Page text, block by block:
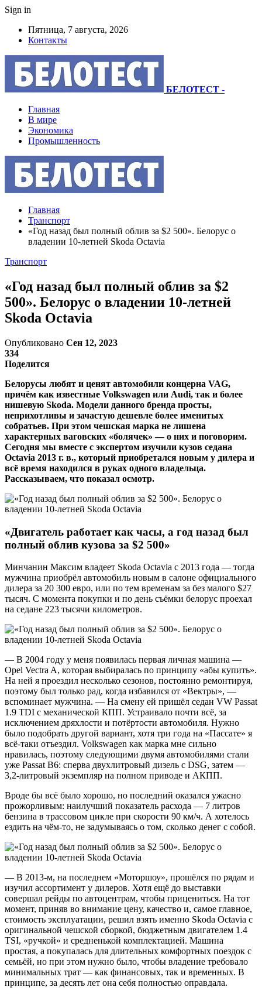
Sign in
Пятница, 7 августа, 2026
Контакты
БЕЛОТЕСТ -
Главная
В мире
Экономика
Промышленность
Главная
Транспорт
«Год назад был полный облив за $2 500». Белорус о
владении 10-летней Skoda Octavia
Транспорт
«Год назад был полный облив за $2
500». Белорус о владении 10-летней
Skoda Octavia
Опубликовано Сен 12, 2023
334
Поделится
Белорусы любят и ценят автомобили концерна VAG,
причём как известные Volkswagen или Audi, так и более
нишевую Skoda. Модели данного бренда просты,
неприхотливы и зачастую дешевле более именитых
собратьев. При этом чешская марка не лишена
характерных ваговских «болячек» — о них и поговорим.
Сегодня мы вместе с экспертом изучили кузов седана
Octavia 2013 г. в., который приобретался новым у дилера и
всё время находился в руках одного владельца.
Рассказываем, что показал осмотр.
«Двигатель работает как часы, а год назад был
полный облив кузова за $2 500»
Минчанин Максим владеет Skoda Octavia с 2013 года — тогда
мужчина приобрёл автомобиль новым в салоне официального
дилера за 20 300 евро, или по тем временам за без малого $27
тысяч. С момента покупки и по день съёмки белорус проехал
на седане 223 тысячи километров.
— В 2004 году у меня появилась первая личная машина —
Opel Vectra A, которая выбиралась по принципу «абы купить».
На ней я проездил несколько сезонов, постоянно ремонтируя,
поэтому был только рад, когда избавился от «Вектры», —
вспоминает мужчина. — На смену ей пришёл седан VW Passat
1.9 TDI с механической КПП. Устраивало почти всё, за
исключением дряхлости и потёртости автомобиля. Нужно
было подобрать другой вариант, хотя три года на «Пассате» я
всё-таки отъездил. Volkswagen как марка мне сильно
нравилась, поэтому следующими двумя автомобилями стали
уже Passat B6: сперва двухлитровый дизель с DSG, затем —
3,2-литровый экземпляр на полном приводе и АКПП.
Вроде бы всё было хорошо, но последний оказался ужасно
прожорливым: наилучший показатель расхода — 7 литров
бензина в трассовом цикле при скорости 90 км/ч. А хотелось
ездить на чём-то, не задумываясь о том, сколько денег с собой.
— В 2013-м, на последнем «Моторшоу», прошёлся по рядам и
изучил ассортимент у дилеров. Хотя ещё до выставки
совершал рейды по автоцентрам, чтобы прицениться. На тот
момент, приняв во внимание цену, качество и, самое главное,
стоимость эксплуатации, решил взять именно Skoda Octavia с
оригинальной чешской сборкой, бюджетным двигателем 1.4
TSI, «ручкой» и средненькой комплектацией. Машина
простая, а покупалась для длительных комфортных поездок с
семьёй, но при этом нужно было, чтобы владение требовало
минимальных трат — как финансовых, так и временных. В
принципе, за десять лет она себя полностью оправдала.